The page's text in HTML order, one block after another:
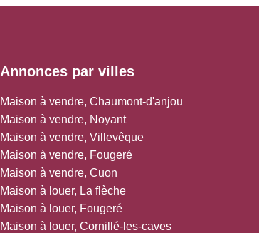
Annonces par villes
Maison à vendre, Chaumont-d'anjou
Maison à vendre, Noyant
Maison à vendre, Villevêque
Maison à vendre, Fougeré
Maison à vendre, Cuon
Maison à louer, La flèche
Maison à louer, Fougeré
Maison à louer, Cornillé-les-caves